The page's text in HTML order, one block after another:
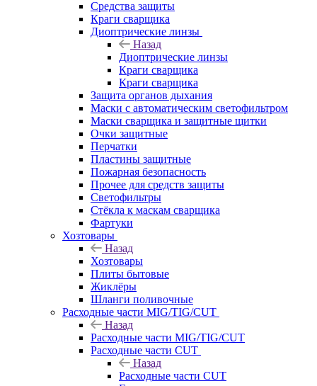
Средства защиты
Краги сварщика
Диоптрические линзы
Назад
Диоптрические линзы
Краги сварщика
Краги сварщика
Защита органов дыхания
Маски с автоматическим светофильтром
Маски сварщика и защитные щитки
Очки защитные
Перчатки
Пластины защитные
Пожарная безопасность
Прочее для средств защиты
Светофильтры
Стёкла к маскам сварщика
Фартуки
Хозтовары
Назад
Хозтовары
Плиты бытовые
Жиклёры
Шланги поливочные
Расходные части MIG/TIG/CUT
Назад
Расходные части MIG/TIG/CUT
Расходные части CUT
Назад
Расходные части CUT